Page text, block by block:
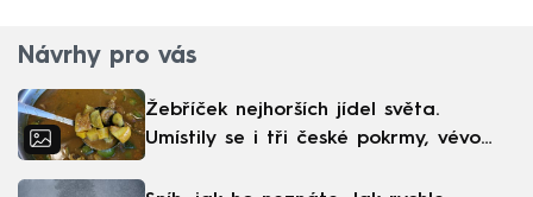
Návrhy pro vás
Žebříček nejhorších jídel světa.
Umístily se i tři české pokrmy, vévodí